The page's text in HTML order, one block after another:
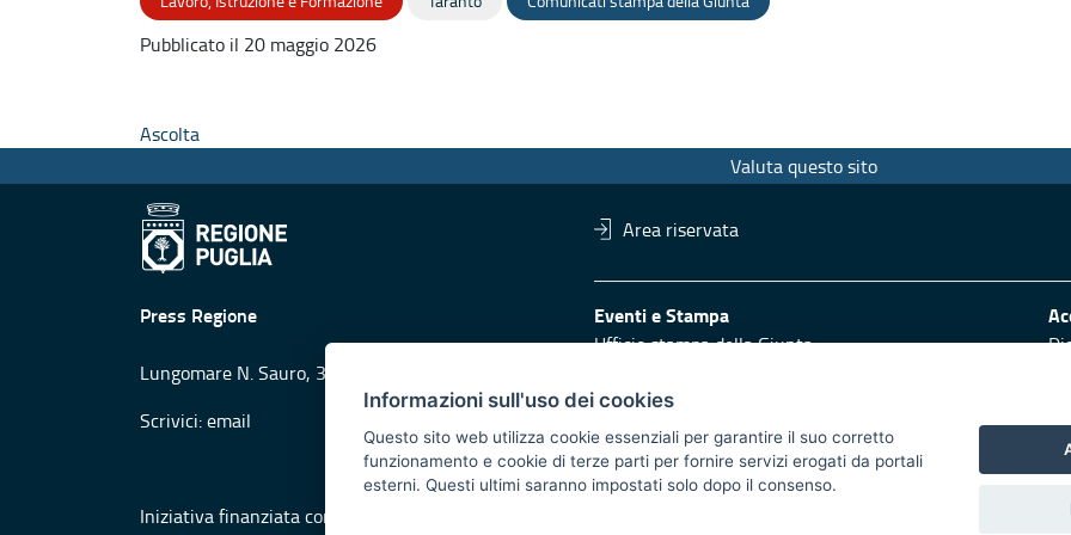
Pubblicato il 20 maggio 2026
Ascolta
Valuta questo sito
Area riservata
Press Regione
Lungomare N. Sauro, 33 - 70121 Bari
Scrivici:email
Eventi e Stampa
Ufficio stampa della Giunta
Logo e identità regionale
Redazione
Responsabili di pubblicazione
Iniziativa finanziata con risorse del POR Puglia 2014/2020 - Asse XI
Informazioni sull'uso dei cookies
Questo sito web utilizza cookie essenziali per garantire il suo corretto
funzionamento e cookie di terze parti per fornire servizi erogati da portali
esterni. Questi ultimi saranno impostati solo dopo il consenso.